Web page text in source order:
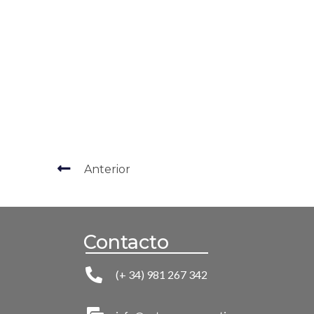
Anterior
Contacto
(+ 34) 981 267 342